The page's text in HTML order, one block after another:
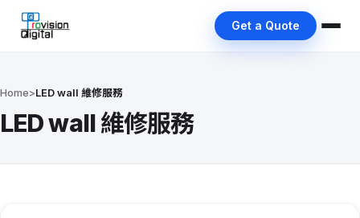
Get a Quote
Home>LED wall 維修服務
LED wall 維修服務